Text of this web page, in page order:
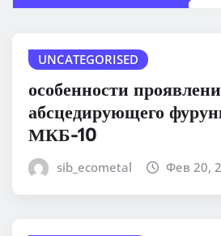
UNCATEGORISED
особенности
абсцедирующего
МКБ-10
sib_ecometal Фев 20,